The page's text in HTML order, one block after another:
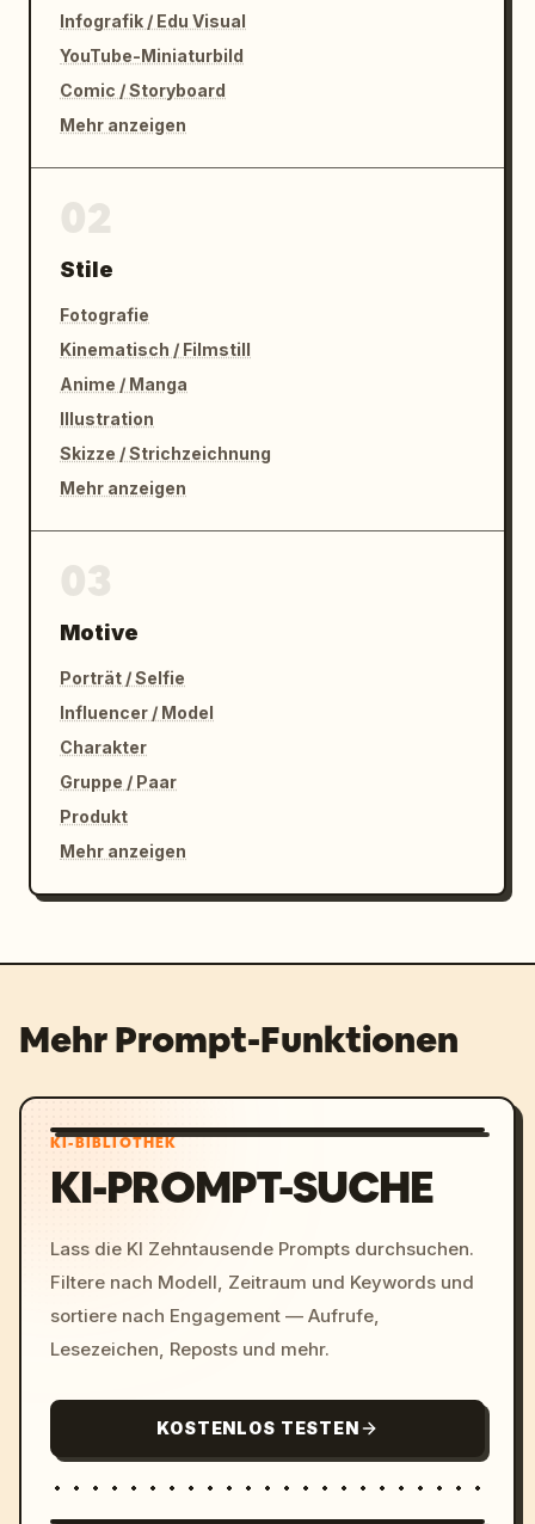
Infografik / Edu Visual
YouTube-Miniaturbild
Comic / Storyboard
Mehr anzeigen
Stile
Fotografie
Kinematisch / Filmstill
Anime / Manga
Illustration
Skizze / Strichzeichnung
Mehr anzeigen
Motive
Porträt / Selfie
Influencer / Model
Charakter
Gruppe / Paar
Produkt
Mehr anzeigen
Mehr Prompt-Funktionen
KI-BIBLIOTHEK
KI-PROMPT-SUCHE
Lass die KI Zehntausende Prompts durchsuchen.
Filtere nach Modell, Zeitraum und Keywords und
sortiere nach Engagement — Aufrufe,
Lesezeichen, Reposts und mehr.
KOSTENLOS TESTEN